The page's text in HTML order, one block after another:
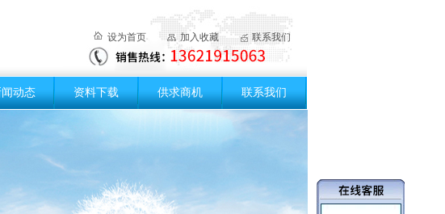
设为首页 加入收藏 联系我们
闻动态 资料下载 供求商机 联系我们